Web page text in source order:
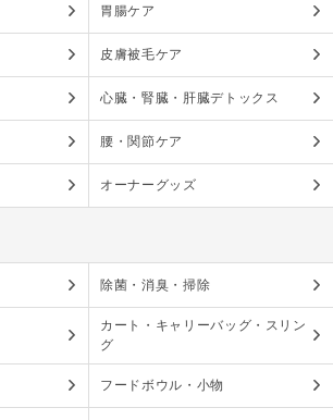
胃腸ケア
皮膚被毛ケア
心臓・腎臓・肝臓デトックス
腰・関節ケア
オーナーグッズ
除菌・消臭・掃除
カート・キャリーバッグ・スリン
グ
フードボウル・小物